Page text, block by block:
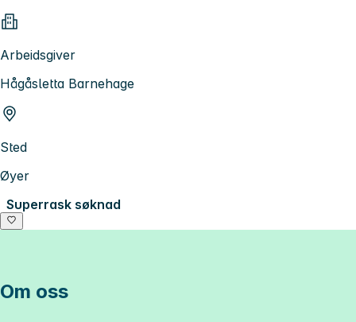
Arbeidsgiver
Hågåsletta Barnehage
Sted
Øyer
Superrask søknad
Om oss